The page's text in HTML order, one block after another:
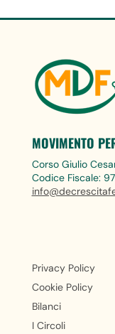
MOVIMENTO
Corso Giulio
Codice Fiscale:
Privacy Policy
Cookie Policy
Bilanci
I Circoli